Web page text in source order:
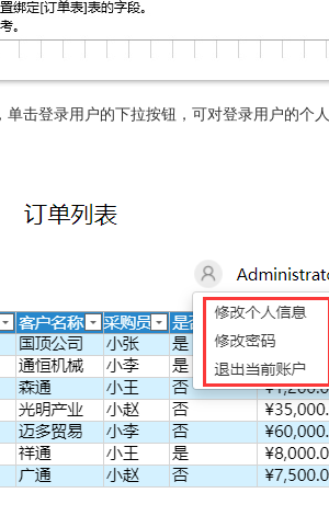
击登录用户的下拉按钮，可对登录用户的个